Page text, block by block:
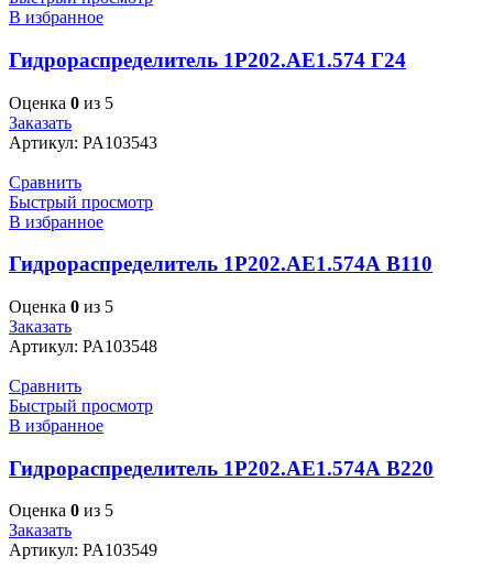
В избранное
Гидрораспределитель 1Р202.АЕ1.574 Г24
Оценка 0 из 5
Заказать
Артикул: PA103543
Сравнить
Быстрый просмотр
В избранное
Гидрораспределитель 1Р202.АЕ1.574А В110
Оценка 0 из 5
Заказать
Артикул: PA103548
Сравнить
Быстрый просмотр
В избранное
Гидрораспределитель 1Р202.АЕ1.574А В220
Оценка 0 из 5
Заказать
Артикул: PA103549